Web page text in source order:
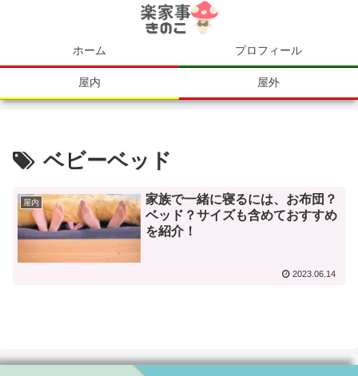
ホーム プロフィール
屋内 屋外
ベビーベッド
屋内
家族で一緒に寝るには、お布団？
ベッド？サイズも含めておすすめ
を紹介！
2023.06.14